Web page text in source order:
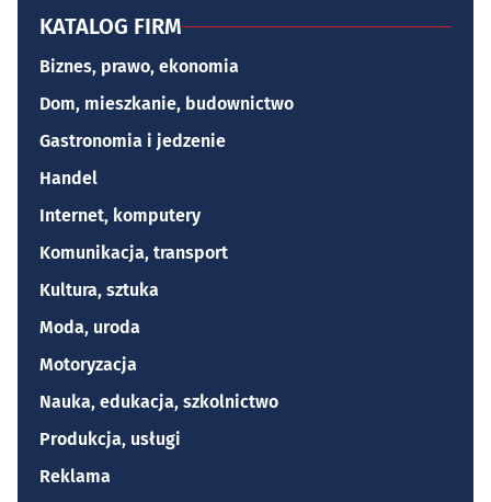
KATALOG FIRM
Biznes, prawo, ekonomia
Dom, mieszkanie, budownictwo
Gastronomia i jedzenie
Handel
Internet, komputery
Komunikacja, transport
Kultura, sztuka
Moda, uroda
Motoryzacja
Nauka, edukacja, szkolnictwo
Produkcja, usługi
Reklama